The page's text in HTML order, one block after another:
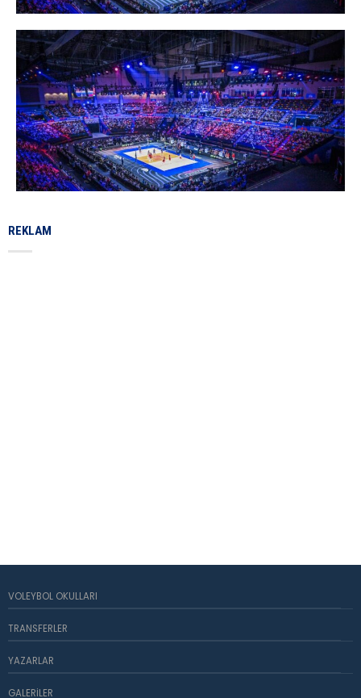
REKLAM
VOLEYBOL OKULLARI
TRANSFERLER
YAZARLAR
GALERILER